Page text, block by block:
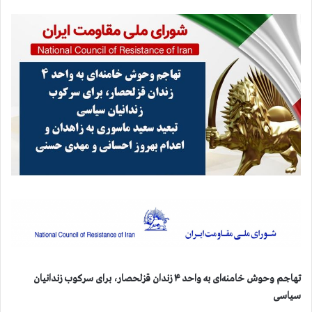
تهاجم وحوش خامنه‌ای به واحد ۴ زندان قزلحصار، برای سرکوب زندانیان
سیاسی